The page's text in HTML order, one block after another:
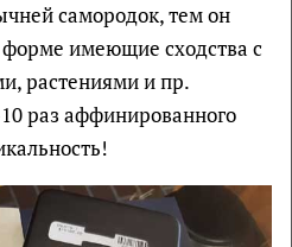
самородок, тем он
имеющие сходства с
растениями и пр.
раз аффинированного